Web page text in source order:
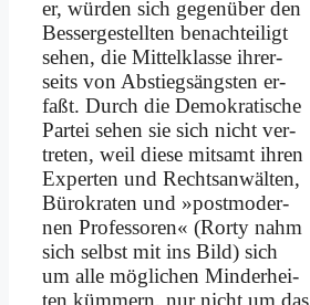
er, wür­den sich ge­gen­über den
Bes­ser­ge­stell­ten be­nach­tei­ligt
se­hen, die Mit­tel­klas­se ih­rer­
seits von Ab­stiegs­äng­sten er­
faßt. Durch die De­mo­kra­ti­sche
Par­tei se­hen sie sich nicht ver­
tre­ten, weil die­se mit­samt ih­ren
Ex­per­ten und Rechts­an­wäl­ten,
Bü­ro­kra­ten und »post­mo­der­
nen Pro­fes­so­ren« (Ror­ty nahm
sich selbst mit ins Bild) sich
um al­le mög­li­chen Min­der­hei­
ten küm­mern, nur nicht um das